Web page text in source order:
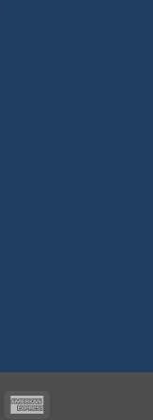
MasterCard